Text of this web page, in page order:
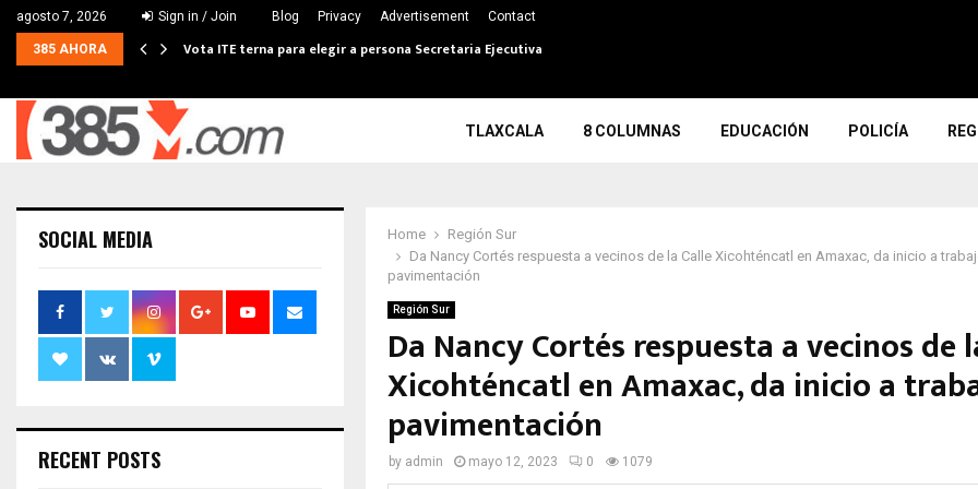
agosto 7, 2026 Sign in / Join Blog Privacy Advertisement Contact
385 AHORA Vota ITE terna para elegir a persona Secretaria Ejecutiva
TLAXCALA 8 COLUMNAS EDUCACIÓN POLICÍA
Home
Región Sur
Da Nancy Cortés respuesta a vecinos de la Calle Xicohténcatl en Amaxac, da inicio a
pavimentación
Región Sur
Da Nancy Cortés respuesta a vecinos de
Xicohténcatl en Amaxac, da inicio a
pavimentación
by admin mayo 12, 2023 0 1079
SOCIAL MEDIA
RECENT POSTS